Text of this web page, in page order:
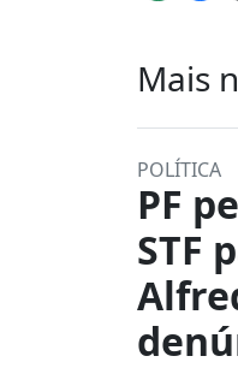
Mais
POLÍTICA
PF
STF